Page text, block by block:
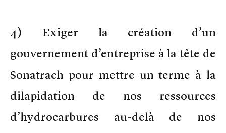
4) Exiger la création d’un
gouvernement d’entreprise à la tête de
Sonatrach pour mettre un terme à la
dilapidation de nos ressources
d’hydrocarbures au-delà de nos